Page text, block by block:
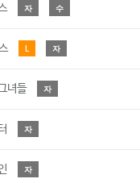
자 수
L 자
녀들 자
자
자